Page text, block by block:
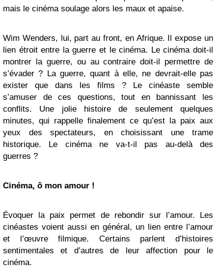
mais le cinéma soulage alors les maux et apaise.
Wim Wenders, lui, part au front, en Afrique. Il expose un
lien étroit entre la guerre et le cinéma. Le cinéma doit-il
montrer la guerre, ou au contraire doit-il permettre de
s’évader ? La guerre, quant à elle, ne devrait-elle pas
exister que dans les films ? Le cinéaste semble
s’amuser de ces questions, tout en bannissant les
conflits. Une jolie histoire de seulement quelques
minutes, qui rappelle finalement ce qu’est la paix aux
yeux des spectateurs, en choisissant une trame
historique. Le cinéma ne va-t-il pas au-delà des
guerres ?
Cinéma, ô mon amour !
Évoquer la paix permet de rebondir sur l’amour. Les
cinéastes voient aussi en général, un lien entre l’amour
et l’œuvre filmique. Certains parlent d’histoires
sentimentales et d’autres de leur affection pour le
cinéma.